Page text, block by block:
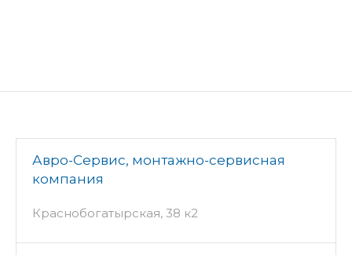
Авро-Сервис, монтажно-сервисная
компания
Краснобогатырская, 38 к2